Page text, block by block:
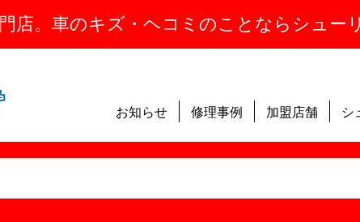
店。車のキズ・ヘコミのことならシュー
お知らせ 修理事例 加盟店舗 シ